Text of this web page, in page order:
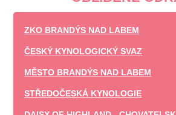
ZKO BRANDÝS NAD LABEM
ČESKÝ KYNOLOGICKÝ SVAZ
MĚSTO BRANDÝS NAD LABEM
STŘEDOČESKÁ KYNOLOGIE